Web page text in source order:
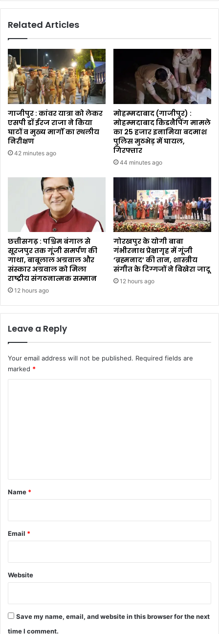
Related Articles
गाजीपुर : कांवर यात्रा को लेकर
एसपी डॉ ईरज राजा ने किया
घाटों व मुख्य मार्गों का स्थलीय
निरीक्षण
42 minutes ago
मोहम्मदाबाद (गाजीपुर) :
मोहम्मदाबाद किडनैपिंग मामले
का ₹25 हजार इनामिया बदमाश
पुलिस मुठभेड़ में घायल,
गिरफ्तार
44 minutes ago
छत्तीसगढ़ : पश्चिम बंगाल से
सूरजपुर तक गूंजी समर्पण की
गाथा, बाबूलाल अग्रवाल और
संस्कार अग्रवाल को मिला
राष्ट्रीय संगठनात्मक सम्मान
12 hours ago
गोरखपुर के योगी बाबा
गंभीरनाथ प्रेक्षागृह में गूंजी
‘ब्रह्मनाद’ की तान, शास्त्रीय
संगीत के दिग्गजों ने बिखेरा जादू
12 hours ago
Leave a Reply
Your email address will not be published. Required fields are
marked *
*
Name *
Email *
Website
Save my name, email, and website in this browser for the next
time I comment.